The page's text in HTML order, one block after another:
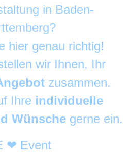
in Baden-
hier genau richtig!
wir Ihnen, Ihr
zusammen.
Ihre individuelle
Wünsche gerne ein.
❤ Event